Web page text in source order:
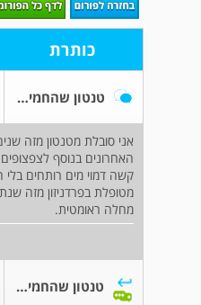
כותרת
טנטון שהחמיר במידה קשה בשלושה ימים האחרונים
אני סובלת מטנטון מזה
האחרונים בנוסף
קשה דמוי מים רותחים בלי
מחלה ראומטית.
טנטון שהחמיר במידה קשה בשלושה ימים האחרונים